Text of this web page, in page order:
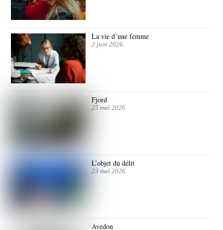
La vie d’une femme
2 juin 2026
Fjord
25 mai 2026
L’objet du délit
23 mai 2026
Avedon